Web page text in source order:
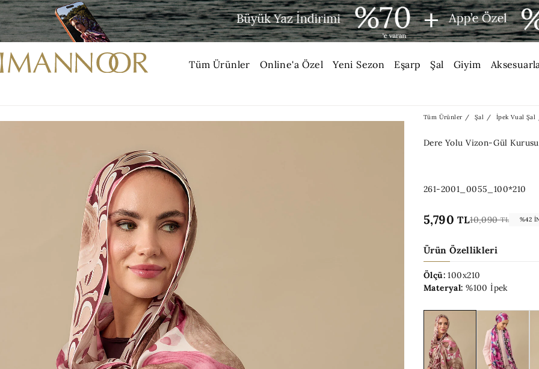
Tüm Ürünler Online'a Özel Yeni Sezon Eşarp Şal Giyim
Tüm Ürünler Şal İpek Vual Şal
Dere Yolu Vizon-Gül
261-2001_0055_100*210
5,790TL10,090TL %42
Ürün Özellikleri
Ölçü:100x210
Materyal: %100 İpek